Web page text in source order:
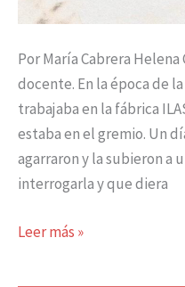
Por María Cabrera
docente. En la época de
trabajaba en la fábrica
estaba en el gremio. Un
agarraron y la subieron a
interrogarla y que diera
Leer más »